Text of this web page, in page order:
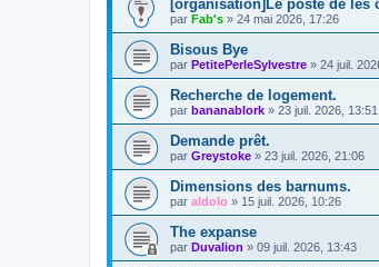
[organisation]Le poste de les
par Fab's » 24 mai 2026, 17:26
Bisous Bye
par PetitePerleSylvestre » 24 juil.
Recherche de logement.
par bananablork » 23 juil. 2026, 13:51
Demande prêt.
par Greystoke » 23 juil. 2026, 21:06
Dimensions des barnums.
par aldolo » 15 juil. 2026, 10:26
The expanse
par Duvalion » 09 juil. 2026, 13:43